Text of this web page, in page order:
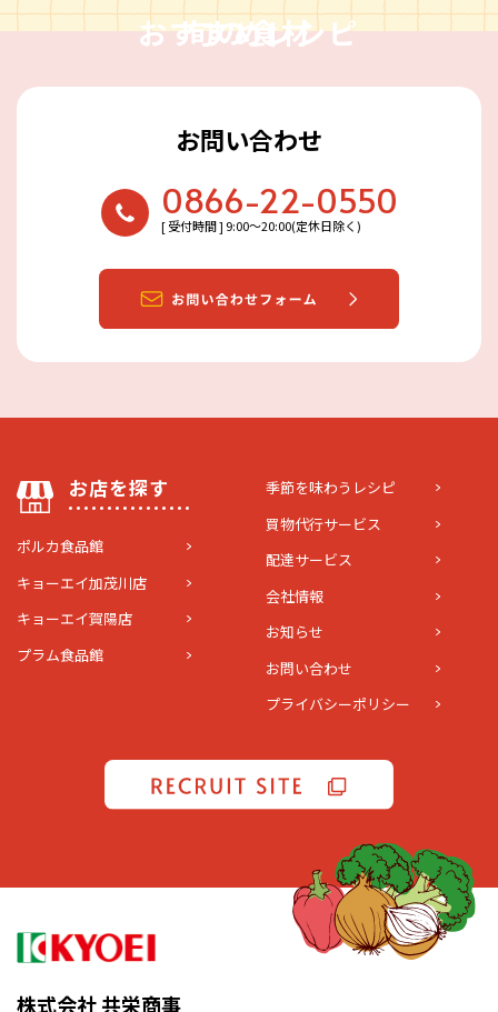
おすすめレシピ
旬の食材
お問い合わせ
0866-22-0550
[ 受付時間 ] 9:00〜20:00(定休日除く)
お店を探す
ポルカ食品館
キョーエイ加茂川店
キョーエイ賀陽店
プラム食品館
季節を味わうレシピ
買物代行サービス
配達サービス
会社情報
お知らせ
お問い合わせ
プライバシーポリシー
株式会社 共栄商事